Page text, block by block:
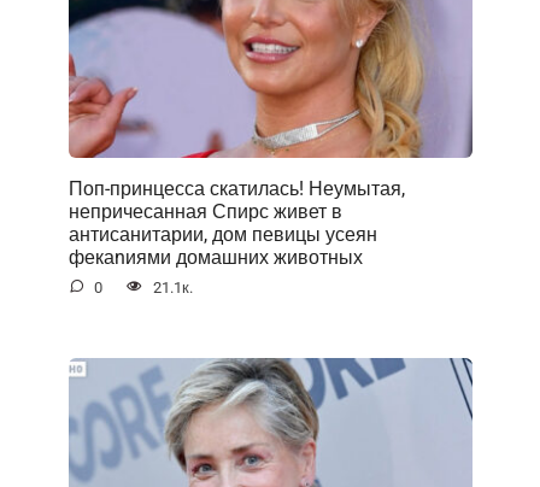
Поп-принцесса скатилась! Неумытая,
непричесанная Спирс живет в
антисанитарии, дом певицы усеян
фекаnиями домашних животных
0 21.1к.